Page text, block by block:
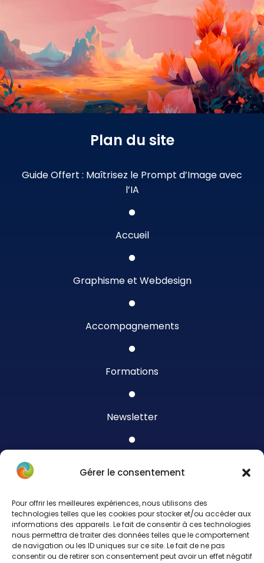
Gérer le consentement
Pour offrir les meilleures expériences, nous utilisons des
technologies telles que les cookies pour stocker et/ou accéder aux
informations des appareils. Le fait de consentir à ces technologies
nous permettra de traiter des données telles que le comportement
de navigation ou les ID uniques sur ce site. Le fait de ne pas
consentir ou de retirer son consentement peut avoir un effet négatif
Plan du site
Guide Offert : Maîtrisez le Prompt d’Image avec
l’IA
Accueil
Graphisme et Webdesign
Accompagnements
Formations
Newsletter
Contact
Politique de cookies (UE)